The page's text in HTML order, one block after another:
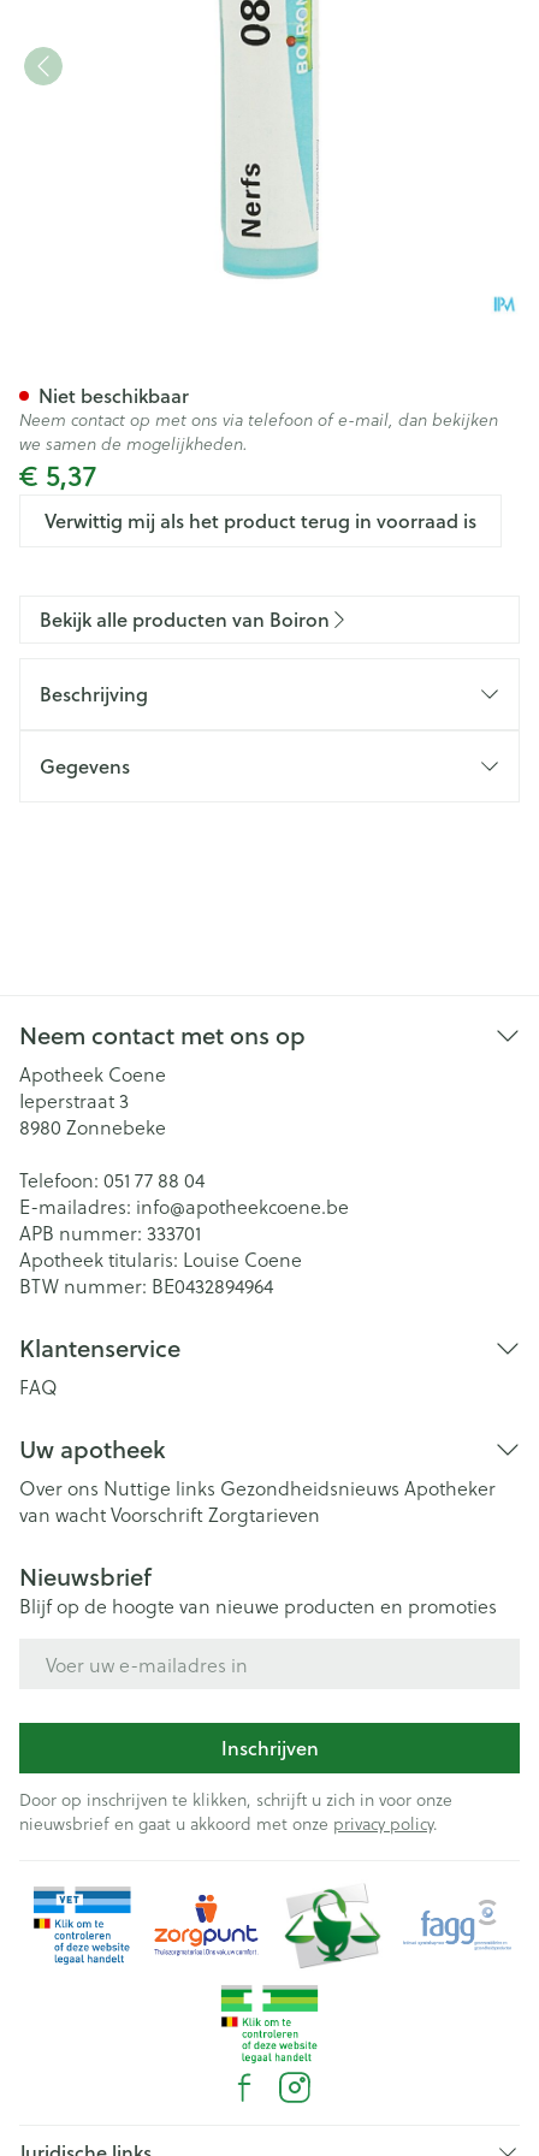
€ 5,37
Verwittig mij als het product terug in voorraad is
Niet beschikbaar
Neem contact op met ons via telefoon of e-mail, dan bekijken
we samen de mogelijkheden.
Bekijk alle producten van Boiron
Beschrijving
Gegevens
Neem contact met ons op
Apotheek Coene
Ieperstraat 3
8980 Zonnebeke
Telefoon: 051 77 88 04
E-mailadres: info@apotheekcoene.be
APB nummer: 333701
Apotheek titularis: Louise Coene
BTW nummer: BE0432894964
Klantenservice
FAQ
Uw apotheek
Over ons Nuttige links Gezondheidsnieuws Apotheker
van wachtVoorschriftZorgtarieven
Nieuwsbrief
Blijf op de hoogte van nieuwe producten en promoties
Inschrijven
Door op inschrijven te klikken, schrijft u zich in voor onze
nieuwsbrief en gaat u akkoord met onze privacy policy.